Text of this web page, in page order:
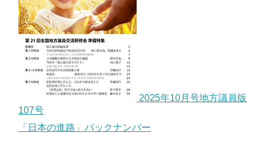
2025年10月号地方議員版
107号
「日本の進路」バックナンバー